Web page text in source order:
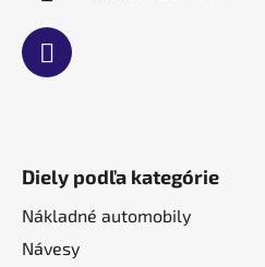
Diely podľa kategórie
Nákladné automobily
Návesy